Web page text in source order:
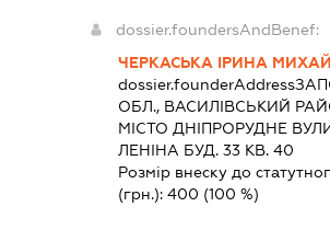
dossier.foundersAndBenef:
ЧЕРКАСЬКА ІРИНА
dossier.founderAddress
ОБЛ., ВАСИЛІВСЬКИЙ
МІСТО ДНІПРОРУДНЕ
ЛЕНІНА БУД. 33 КВ. 40
Розмір внеску до
(грн.): 400 (100 %)